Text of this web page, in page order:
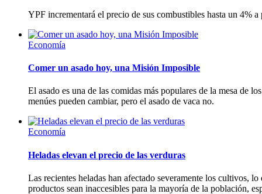
YPF incrementará el precio de sus combustibles hasta un 4%
Economía
Comer un asado hoy, una Misión Imposible
El asado es una de las comidas más populares de la mesa de
menúes pueden cambiar, pero el asado de vaca no.
Economía
Heladas elevan el precio de las verduras
Las recientes heladas han afectado severamente los cultivos,
productos sean inaccesibles para la mayoría de la población,